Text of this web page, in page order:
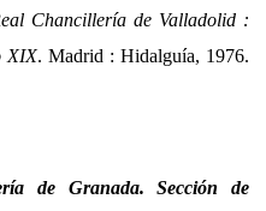
Chancillería de Valladolid :
XIX. Madrid : Hidalguía, 1976.
de Granada. Sección de